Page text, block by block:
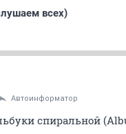
всех)
Автоинформатор
спиральной